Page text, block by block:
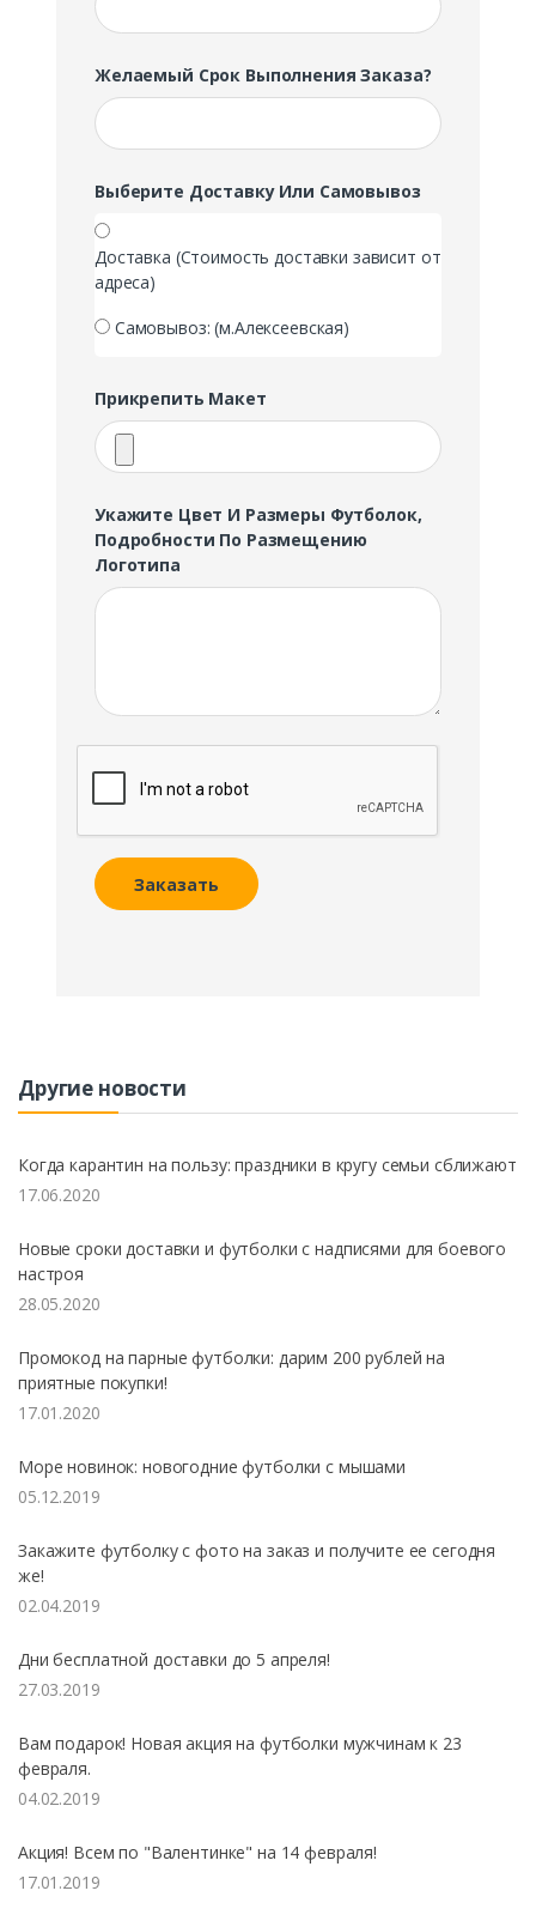
Желаемый Срок Выполнения Заказа?
Выберите Доставку Или Самовывоз
Доставка (Стоимость доставки зависит от
адреса)
Самовывоз: (м.Алексеевская)
Прикрепить Макет
Укажите Цвет И Размеры Футболок,
Подробности По Размещению
Логотипа
Заказать
Другие новости
Когда карантин на пользу: праздники в кругу семьи сближают
17.06.2020
Новые сроки доставки и футболки с надписями для боевого
настроя
28.05.2020
Промокод на парные футболки: дарим 200 рублей на
приятные покупки!
17.01.2020
Море новинок: новогодние футболки с мышами
05.12.2019
Закажите футболку с фото на заказ и получите ее сегодня
же!
02.04.2019
Дни бесплатной доставки до 5 апреля!
27.03.2019
Вам подарок! Новая акция на футболки мужчинам к 23
февраля.
04.02.2019
Акция! Всем по "Валентинке" на 14 февраля!
17.01.2019